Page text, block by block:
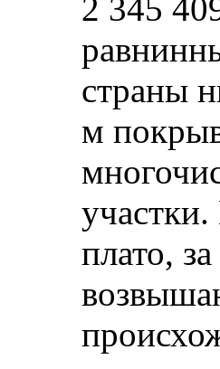
2 345
страны
м
плато,